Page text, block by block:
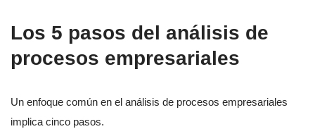
Los 5 pasos del análisis de
procesos empresariales
Un enfoque común en el análisis de procesos empresariales
implica cinco pasos.